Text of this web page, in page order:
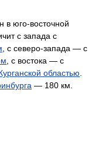
в юго-восточной
с запада с
, с северо-запада — с
, с востока — с
областью
— 180 км.